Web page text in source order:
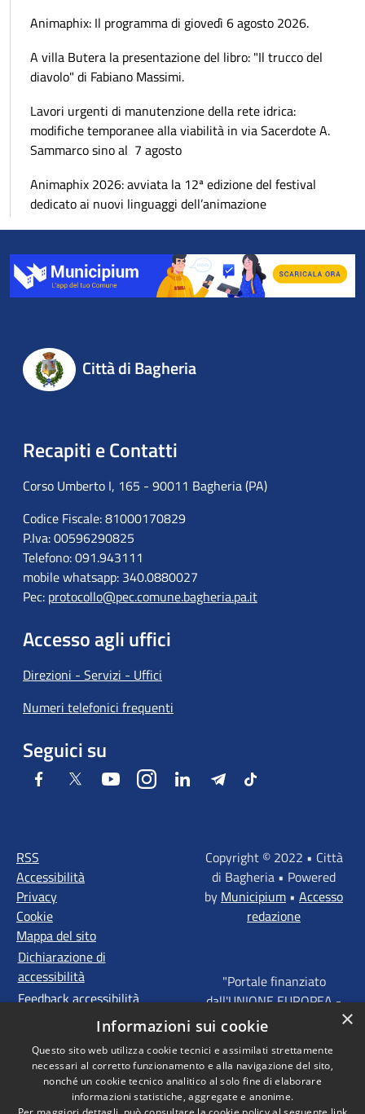
Animaphix: Il programma di giovedì 6 agosto 2026.
A villa Butera la presentazione del libro: "Il trucco del
diavolo" di Fabiano Massimi.
Lavori urgenti di manutenzione della rete idrica:
modifiche temporanee alla viabilità in via Sacerdote A.
Sammarco sino al 7 agosto
Animaphix 2026: avviata la 12ª edizione del festival
dedicato ai nuovi linguaggi dell’animazione
Città di Bagheria
Recapiti e Contatti
Corso Umberto I, 165 - 90011 Bagheria (PA)
Codice Fiscale: 81000170829
P.Iva: 00596290825
Telefono: 091.943111
mobile whatsapp: 340.0880027
Pec: protocollo@pec.comune.bagheria.pa.it
Accesso agli uffici
Direzioni - Servizi - Uffici
Numeri telefonici frequenti
Seguici su
Facebook Twitter YoutubeInstagramLinkedIn TelegramTiktok
RSS
Accessibilità
Privacy
Cookie
Mappa del sito
Dichiarazione di
accessibilità
Feedback accessibilità
Copyright © 2022 • Città
di Bagheria • Powered
by Municipium • Accesso
redazione
"Portale finanziato
dall'UNIONE EUROPEA -
FONDI STRUTTURALI
EUROPEI - Programma
Operativo FESR Sicilia
2014 - 2020 Agenda
×
Informazioni sui cookie
Questo sito web utilizza cookie tecnici e assimilati strettamente
necessari al corretto funzionamento e alla navigazione del sito,
nonché un cookie tecnico analitico al solo fine di elaborare
informazioni statistiche, aggregate e anonime.